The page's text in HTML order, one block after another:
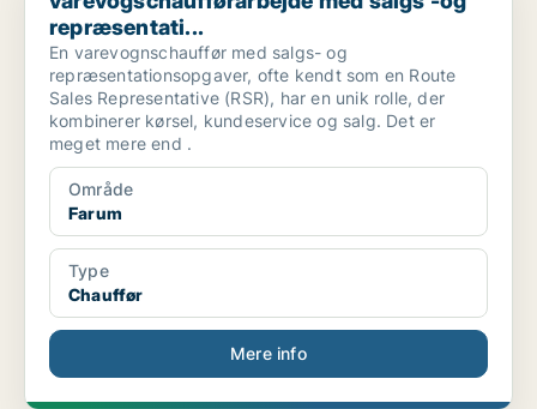
repræsentati...
En varevognschauffør med salgs- og
repræsentationsopgaver, ofte kendt som en Route
Sales Representative (RSR), har en unik rolle, der
kombinerer kørsel, kundeservice og salg. Det er
meget mere end .
Område
Farum
Type
Chauffør
Mere info